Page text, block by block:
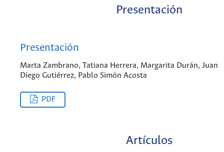
Presentación
Presentación
Marta Zambrano, Tatiana Herrera, Margarita Durán, Juan
Diego Gutiérrez, Pablo Simón Acosta
PDF
Artículos